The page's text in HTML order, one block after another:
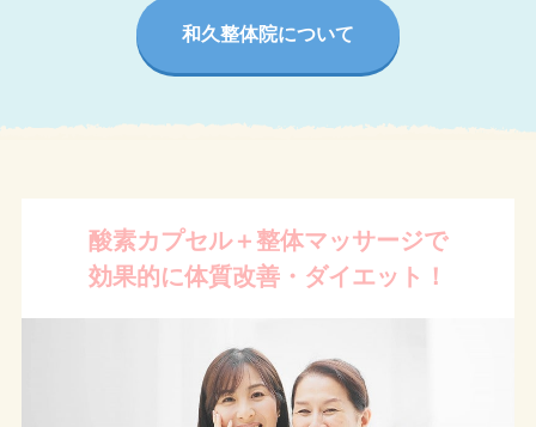
和久整体院について
酸素カプセル＋整体マッサージで
効果的に体質改善・ダイエット！